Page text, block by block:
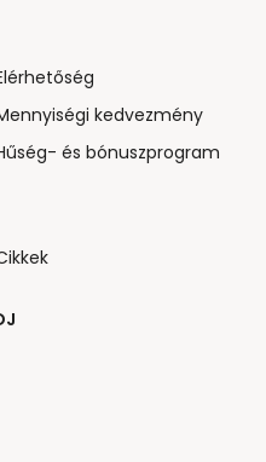
kedvezmény
és bónuszprogram